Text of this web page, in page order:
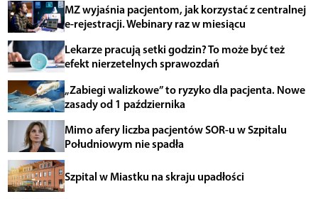
MZ wyjaśnia pacjentom, jak korzystać z centralnej
e-rejestracji. Webinary raz w miesiącu
Lekarze pracują setki godzin? To może być też
efekt nierzetelnych sprawozdań
„Zabiegi walizkowe” to ryzyko dla pacjenta. Nowe
zasady od 1 października
Mimo afery liczba pacjentów SOR-u w Szpitalu
Południowym nie spadła
Szpital w Miastku na skraju upadłości